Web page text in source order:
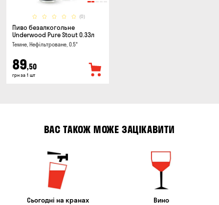
(0)
Пиво безалкогольне
Underwood Pure Stout 0.33л
Темне, Нефільтроване, 0.5°
89,50
грн за 1 шт
ВАС ТАКОЖ МОЖЕ ЗАЦІКАВИТИ
Сьогодні на кранах Вино